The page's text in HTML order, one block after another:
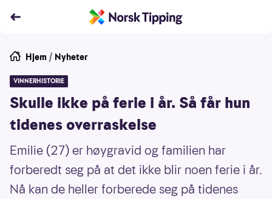
Hjem / Nyheter
VINNERHISTORIE
Skulle ikke på ferie i år. Så får hun
tidenes overraskelse
Emilie (27) er høygravid og familien har
forberedt seg på at det ikke blir noen ferie i år.
Nå kan de heller forberede seg på tidenes